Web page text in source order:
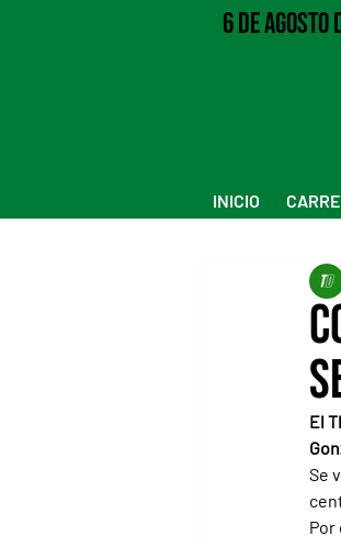
6 de Agosto
INICIO
El
Se
Por